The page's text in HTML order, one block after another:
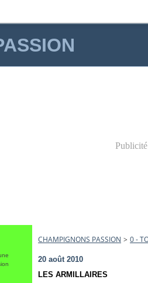
Publicité
CHAMPIGNONS PASSION > 0 -
20 août 2010
LES ARMILLAIRES